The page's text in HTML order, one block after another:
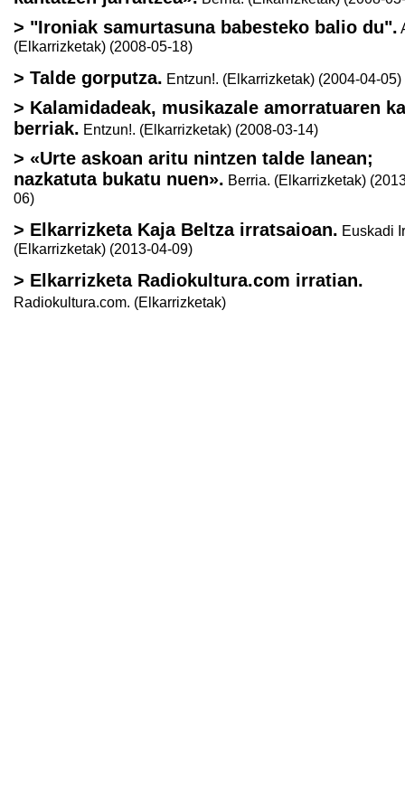
> "Ironiak samurtasuna babesteko balio du".
(Elkarrizketak) (2008-05-18)
> Talde gorputza. Entzun!. (Elkarrizketak) (2004-04-05)
> Kalamidadeak, musikazale amorratuaren
berriak. Entzun!. (Elkarrizketak) (2008-03-14)
> «Urte askoan aritu nintzen talde lanean;
nazkatuta bukatu nuen». Berria. (Elkarrizketak)
06)
> Elkarrizketa Kaja Beltza irratsaioan. Euskadi
(Elkarrizketak) (2013-04-09)
> Elkarrizketa Radiokultura.com irratian.
Radiokultura.com. (Elkarrizketak)